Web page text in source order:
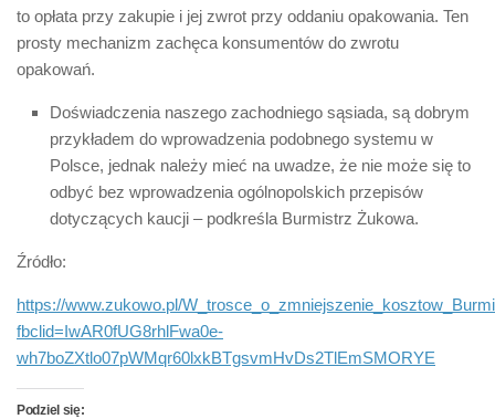
to opłata przy zakupie i jej zwrot przy oddaniu opakowania. Ten
prosty mechanizm zachęca konsumentów do zwrotu
opakowań.
Doświadczenia naszego zachodniego sąsiada, są dobrym
przykładem do wprowadzenia podobnego systemu w
Polsce, jednak należy mieć na uwadze, że nie może się to
odbyć bez wprowadzenia ogólnopolskich przepisów
dotyczących kaucji – podkreśla Burmistrz Żukowa.
Źródło:
https://www.zukowo.pl/
fbclid=IwAR0fUG8rhlFwa0e-
wh7boZXtlo07pWMqr60lxkBTgsvmHvDs2TlEmSMORYE
Podziel się: